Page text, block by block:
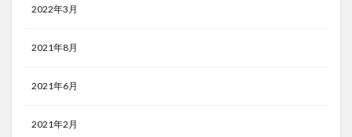
2022年3月
2021年8月
2021年6月
2021年2月